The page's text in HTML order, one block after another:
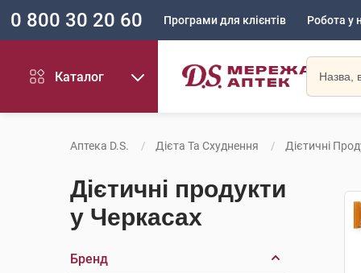
0 800 30 20 60 Програми для клієнтів Робота у
Каталог
Аптека D.S. Дієта Та Схуднення Дієтичні
Дієтичні продукти
у Черкасах
Бренд